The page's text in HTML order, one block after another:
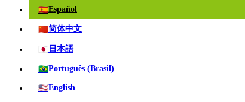
🇪🇸Español
🇨🇳简体中文
🇯🇵 日本語
🇧🇷Português (Brasil)
🇺🇸English